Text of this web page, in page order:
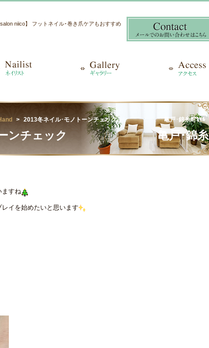
niico】 フットネイル･巻き爪ケアもおすすめ
2013冬ネイル･モノトーンチェック 亀戸･錦糸町ﾈｲﾙ
ノトーンチェック 亀戸･錦糸
ますね
イを始めたいと思います